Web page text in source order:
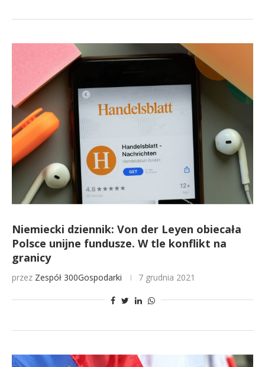
Niemiecki dziennik: Von der Leyen obiecała
Polsce unijne fundusze. W tle konflikt na
granicy
przez Zespół 300Gospodarki 7 grudnia 2021